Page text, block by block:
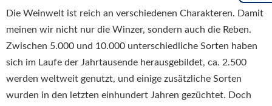
Die Weinwelt ist reich an verschiedenen Charakteren. Damit
meinen wir nicht nur die Winzer, sondern auch die Reben.
Zwischen 5.000 und 10.000 unterschiedliche Sorten haben
sich im Laufe der Jahrtausende herausgebildet, ca. 2.500
werden weltweit genutzt, und einige zusätzliche Sorten
wurden in den letzten einhundert Jahren gezüchtet. Doch